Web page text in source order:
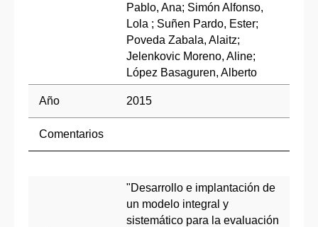
Pablo, Ana; Simón Alfonso,
Lola ; Suñen Pardo, Ester;
Poveda Zabala, Alaitz;
Jelenkovic Moreno, Aline;
López Basaguren, Alberto
Año 2015
Comentarios
"Desarrollo e implantación de
un modelo integral y
sistemático para la evaluación